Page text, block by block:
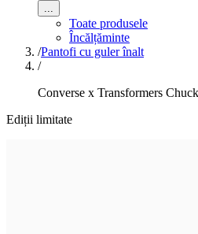
...
Toate produsele
Încălțăminte
/Pantofi cu guler înalt
/
Converse x Transformers
Ediții limitate